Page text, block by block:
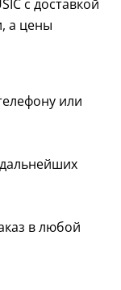
Республика
с доставкой
а цены
или
в любой